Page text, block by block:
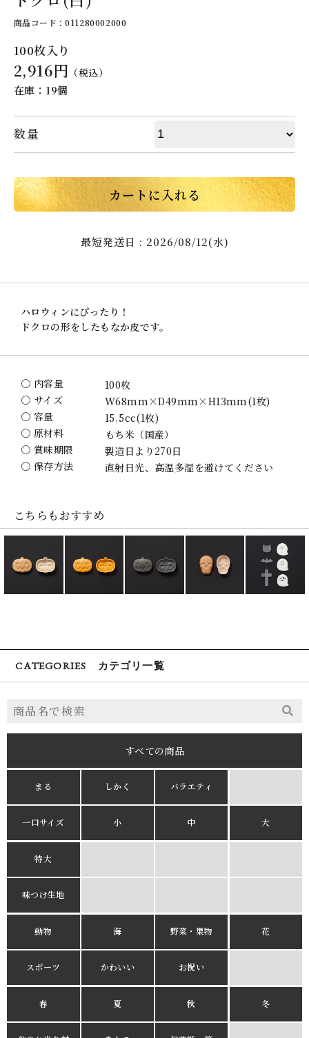
商品コード：011280002000
100枚入り
2,916円 （税込）
在庫：19個
数量
カートに入れる
最短発送日 : 2026/08/12(水)
ハロウィンにぴったり！
ドクロの形をしたもなか皮です。
〇 内容量
100枚
〇 サイズ
W68mm×D49mm×H13mm(1枚)
〇 容量
15.5cc(1枚)
〇 原材料
もち米（国産）
〇 賞味期限
製造日より270日
〇 保存方法
直射日光、高温多湿を避けてください
こちらもおすすめ
CATEGORIES カテゴリ一覧
すべての商品
まる しかく バラエティ
一口サイズ 小 中 大
特大
味つけ生地
動物 海 野菜・果物 花
スポーツ かわいい お祝い
春 夏 秋 冬